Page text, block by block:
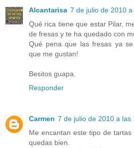
Alcantarisa 7 de julio de 2010
Qué rica tiene que estar Pilar,
de fresas y te ha quedado con
Qué pena que las fresas ya
que me gustan!
Besitos guapa.
Responder
Carmen 7 de julio de 2010 a las
Me encantan este tipo de
quedas bien.